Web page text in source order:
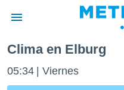
de
Clima en Elburg
05:34 Viernes